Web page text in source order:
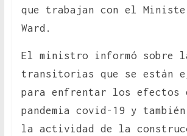
que trabajan con el
Ward.
El ministro informó sobre
transitorias que se están
para enfrentar los efectos
pandemia covid-19 y
la actividad de la